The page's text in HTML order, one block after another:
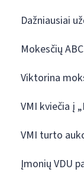
Dažniausiai
Mokesčių ABC
Viktorina
VMI kviečia į
VMI turto
Įmonių VDU